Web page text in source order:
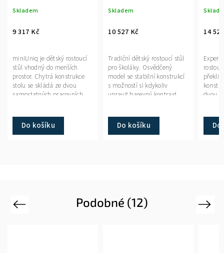
Skladem
9 317 Kč
Do košíku
miniUniq je dětský rostoucí
stůl vhodný do menších
prostor. Chytrá konstrukce
stolu se skládá ze dvou
samostatných pracovních
Skladem
10 527 Kč
Do košíku
Tradiční dětský rostoucí stůl
pro školáky. Osvědčený
model se stabilní konstrukcí
s možností si kdykoliv
upravit barevný kontrast
14
Expert
dvou
"L"...
Podobné (12)
Previous Next